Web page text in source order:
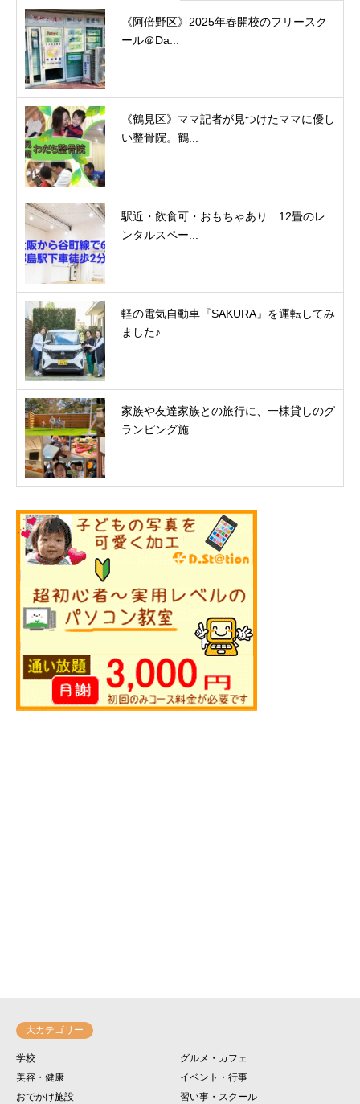
《阿倍野区》2025年春開校のフリースク
ール＠Da...
《鶴見区》ママ記者が見つけたママに優し
い整骨院。鶴...
駅近・飲食可・おもちゃあり 12畳のレ
ンタルスペー...
軽の電気自動車『SAKURA』を運転してみ
ました♪
家族や友達家族との旅行に、一棟貸しのグ
ランピング施...
大カテゴリー
学校
グルメ・カフェ
美容・健康
イベント・行事
おでかけ施設
習い事・スクール